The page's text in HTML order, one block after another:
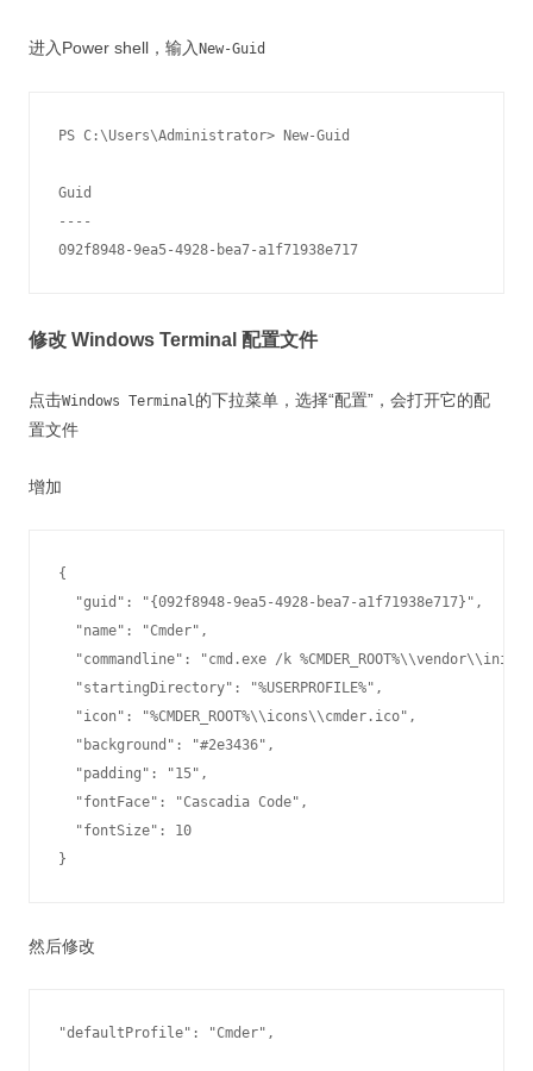
进入Power shell，输入 New-Guid
PS C:\Users\Administrator> New-Guid
Guid
----
092f8948-9ea5-4928-bea7-a1f71938e717
修改 Windows Terminal 配置文件
点击Windows Terminal的下拉菜单，选择“配置”，会打开它的配
置文件
增加
{
  "guid": "{092f8948-9ea5-4928-bea7-a1f71938e717}",
  "name": "Cmder",
"commandline": "cmd.exe /k
  "startingDirectory": "%USERPROFILE%",
  "icon": "%CMDER_ROOT%\\icons\\cmder.ico",
  "background": "#2e3436",
  "padding": "15",
  "fontFace": "Cascadia Code",
  "fontSize": 10
}
然后修改
"defaultProfile": "Cmder",